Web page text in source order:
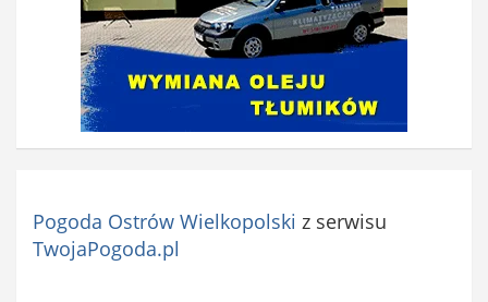
Pogoda Ostrów Wielkopolski z serwisu
TwojaPogoda.pl